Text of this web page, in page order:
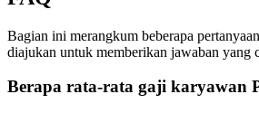
Bagian ini merangkum beberapa
diajukan untuk memberikan jawaban yang
Berapa rata-rata gaji karyawan